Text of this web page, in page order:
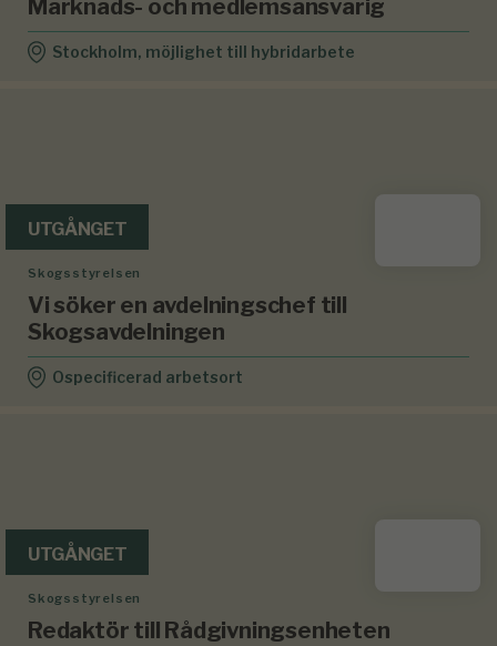
Marknads- och medlemsansvarig
Stockholm, möjlighet till hybridarbete
UTGÅNGET
Skogsstyrelsen
Vi söker en avdelningschef till
Skogsavdelningen
Ospecificerad arbetsort
UTGÅNGET
Skogsstyrelsen
Redaktör till Rådgivningsenheten